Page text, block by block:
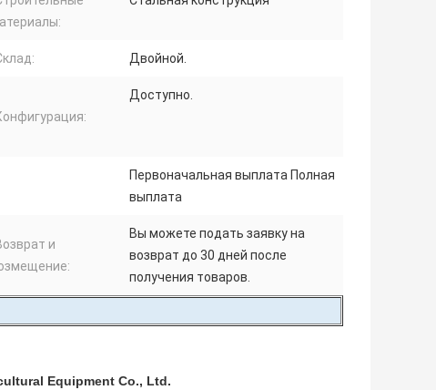
Двойной.
Доступно.
Первоначальная выплата Полная
выплата
и
Вы можете подать заявку на
возврат до 30 дней после
получения товаров.
Equipment Co., Ltd.